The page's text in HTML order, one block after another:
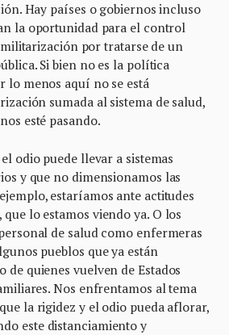
Hay países o gobiernos incluso
la oportunidad para el control
por tratarse de un
Si bien no es la política
lo menos aquí no se está
sumada al sistema de salud,
esté pasando.
odio puede llevar a sistemas
y que no dimensionamos las
estaríamos ante actitudes
lo estamos viendo ya. O los
de salud como enfermeras
pueblos que ya están
quienes vuelven de Estados
Nos enfrentamos al tema
la rigidez y el odio pueda aflorar,
este distanciamiento y